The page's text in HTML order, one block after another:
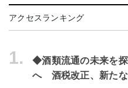
アクセスランキング
1.
◆酒類流通の未来を
へ 酒税改正、新たな